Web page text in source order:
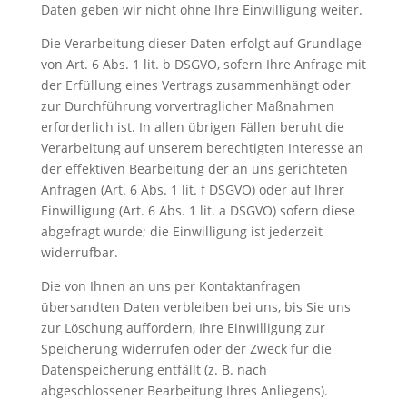
Daten geben wir nicht ohne Ihre Einwilligung weiter.
Die Verarbeitung dieser Daten erfolgt auf Grundlage
von Art. 6 Abs. 1 lit. b DSGVO, sofern Ihre Anfrage mit
der Erfüllung eines Vertrags zusammenhängt oder
zur Durchführung vorvertraglicher Maßnahmen
erforderlich ist. In allen übrigen Fällen beruht die
Verarbeitung auf unserem berechtigten Interesse an
der effektiven Bearbeitung der an uns gerichteten
Anfragen (Art. 6 Abs. 1 lit. f DSGVO) oder auf Ihrer
Einwilligung (Art. 6 Abs. 1 lit. a DSGVO) sofern diese
abgefragt wurde; die Einwilligung ist jederzeit
widerrufbar.
Die von Ihnen an uns per Kontaktanfragen
übersandten Daten verbleiben bei uns, bis Sie uns
zur Löschung auffordern, Ihre Einwilligung zur
Speicherung widerrufen oder der Zweck für die
Datenspeicherung entfällt (z. B. nach
abgeschlossener Bearbeitung Ihres Anliegens).